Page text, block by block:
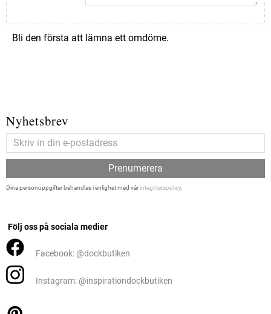
Bli den första att lämna ett omdöme.
Nyhetsbrev
Prenumerera
Dina personuppgifter behandlas i enlighet med vårintegritetspolicy.
Följ oss på sociala medier
Facebook: @dockbutiken
Instagram: @inspirationdockbutiken